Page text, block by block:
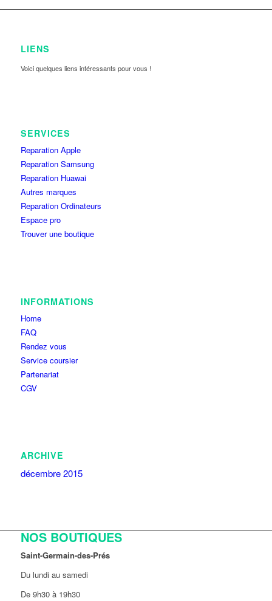
LIENS
Voici quelques liens intéressants pour vous !
SERVICES
Reparation Apple
Reparation Samsung
Reparation Huawai
Autres marques
Reparation Ordinateurs
Espace pro
Trouver une boutique
INFORMATIONS
Home
FAQ
Rendez vous
Service coursier
Partenariat
CGV
ARCHIVE
décembre 2015
NOS BOUTIQUES
Saint-Germain-des-Prés
Du lundi au samedi
De 9h30 à 19h30